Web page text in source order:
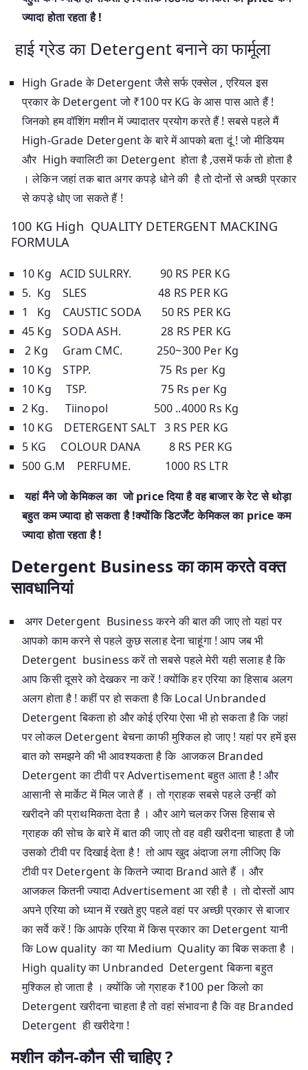
ज्यादा होता रहता है !
हाई ग्रेड का Detergent बनाने का फार्मूला
High Grade के Detergent जैसे सर्फ एक्सेल , एरियल इस
प्रकार के Detergent जो ₹100 पर KG के आस पास आते हैं !
जिनको हम वॉशिंग मशीन में ज्यादातर प्रयोग करते हैं ! सबसे पहले मैं
High-Grade Detergent के बारे में आपको बता दूं ! जो मीडियम
और High क्वालिटी का Detergent होता है ,उसमें फर्क तो होता है
। लेकिन जहां तक बात अगर कपड़े धोने की है तो दोनों से अच्छी प्रकार
से कपड़े धोए जा सकते हैं !
100 KG High QUALITY DETERGENT MACKING
FORMULA
10 Kg ACID SULRRY. 90 RS PER KG
5. Kg SLES 48 RS PER KG
1 Kg CAUSTIC SODA 50 RS PER KG
45 Kg SODA ASH. 28 RS PER KG
2 Kg Gram CMC. 250~300 Per Kg
10 Kg STPP. 75 Rs per Kg
10 Kg TSP. 75 Rs per Kg
2 Kg. Tiinopol 500 ..4000 Rs Kg
10 KG DETERGENT SALT 3 RS PER KG
5 KG COLOUR DANA 8 RS PER KG
500 G.M PERFUME. 1000 RS LTR
यहां मैंने जो केमिकल का जो price दिया है वह बाजार के रेट से थोड़ा
बहुत कम ज्यादा हो सकता है !क्योंकि डिटर्जेंट केमिकल का price कम
ज्यादा होता रहता है !
Detergent Business का काम करते वक्त
सावधानियां
अगर Detergent Business करने की बात की जाए तो यहां पर
आपको काम करने से पहले कुछ सलाह देना चाहूंगा ! आप जब भी
Detergent business करें तो सबसे पहले मेरी यही सलाह है कि
आप किसी दूसरे को देखकर ना करें ! क्योंकि हर एरिया का हिसाब अलग
अलग होता है ! कहीं पर हो सकता है कि Local Unbranded
Detergent बिकता हो और कोई एरिया ऐसा भी हो सकता है कि जहां
पर लोकल Detergent बेचना काफी मुश्किल हो जाए ! यहां पर हमें इस
बात को समझने की भी आवश्यकता है कि आजकल Branded
Detergent का टीवी पर Advertisement बहुत आता है ! और
आसानी से मार्केट में मिल जाते हैं । तो ग्राहक सबसे पहले उन्हीं को
खरीदने की प्राथमिकता देता है । और आगे चलकर जिस हिसाब से
ग्राहक की सोच के बारे में बात की जाए तो वह वही खरीदना चाहता है जो
उसको टीवी पर दिखाई देता है ! तो आप खुद अंदाजा लगा लीजिए कि
टीवी पर Detergent के कितने ज्यादा Brand आते हैं । और
आजकल कितनी ज्यादा Advertisement आ रही है । तो दोस्तों आप
अपने एरिया को ध्यान में रखते हुए पहले वहां पर अच्छी प्रकार से बाजार
का सर्वे करें ! कि आपके एरिया में किस प्रकार का Detergent यानी
कि Low quality का या Medium Quality का बिक सकता है ।
High quality का Unbranded Detergent बिकना बहुत
मुश्किल हो जाता है । क्योंकि जो ग्राहक ₹100 per किलो का
Detergent खरीदना चाहता है तो वहां संभावना है कि वह Branded
Detergent ही खरीदेगा !
मशीन कौन-कौन सी चाहिए ?